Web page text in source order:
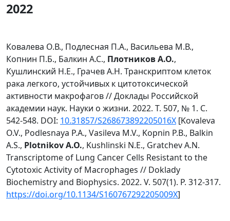
2022
Ковалева О.В., Подлесная П.А., Васильева М.В.,
Копнин П.Б., Балкин А.С., Плотников А.О.,
Кушлинский Н.Е., Грачев А.Н. Транскриптом клеток
рака легкого, устойчивых к цитотоксической
активности макрофагов // Доклады Российской
академии наук. Науки о жизни. 2022. T. 507, № 1. С.
542-548. DOI: 10.31857/S268673892205016X [Kovaleva
O.V., Podlesnaya P.A., Vasileva M.V., Kopnin P.B., Balkin
A.S., Plotnikov A.O., Kushlinski N.E., Gratchev A.N.
Transcriptome of Lung Cancer Cells Resistant to the
Cytotoxic Activity of Macrophages // Doklady
Biochemistry and Biophysics. 2022. V. 507(1). P. 312-317.
https://doi.org/10.1134/S160767292205009X]